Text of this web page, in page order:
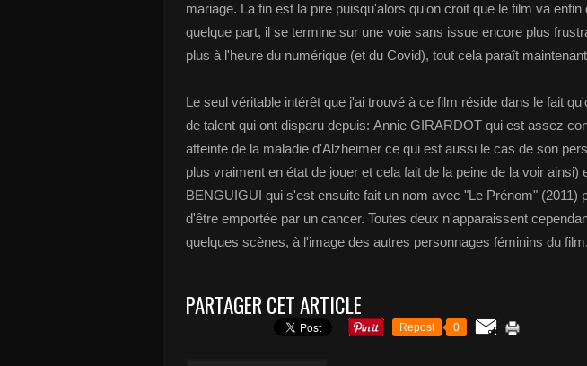
mariage. La fin est la pire puisqu'alors qu'on croit que le film va enfin
quelque part, il se termine sur une voie sans issue encore plus
plus à l'heure du numérique (et du Covid), tout cela paraît
Le seul véritable intérêt que j'ai trouvé à ce film réside dans le fait
de talent qui ont disparu depuis: Annie GIRARDOT qui est assez
atteinte de la maladie d'Alzheimer ce qui est aussi le cas de son
plus vraiment en état de jouer et cela fait de la peine de la voir ainsi)
BENGUIGUI qui s'est ensuite fait un nom avec "Le Prénom" (2011)
d'être emportée par un cancer. Toutes deux n'apparaissent
quelques scènes, à l'image des autres personnages féminins du film.
PARTAGER CET ARTICLE
Repost 0